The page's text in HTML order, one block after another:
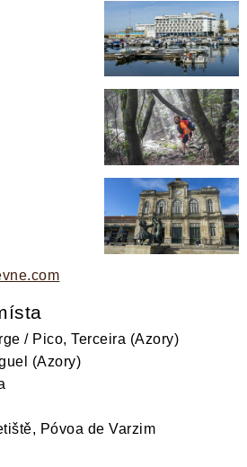
/ Pico, Terceira (Azory)
(Azory)
Póvoa de Varzim